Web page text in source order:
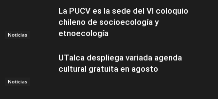
Noticias
La PUCV es la sede del VI coloquio
chileno de socioecología y
etnoecología
Noticias
UTalca despliega variada agenda
cultural gratuita en agosto